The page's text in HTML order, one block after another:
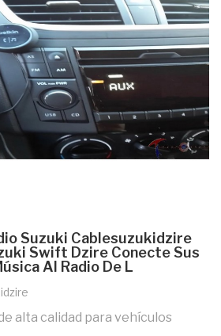
Suzuki Cablesuzukidzire
Swift Dzire Conecte Sus
Al Radio De L
alta calidad para vehículos